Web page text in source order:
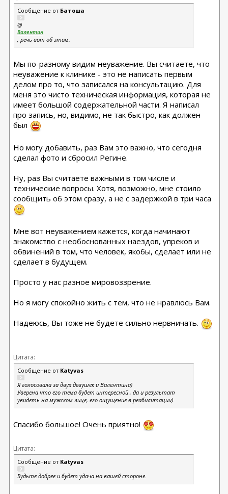
Сообщение от Батоша
@
Валентин
, речь вот об этом.
Мы по-разному видим неуважение. Вы считаете, что
неуважение к клинике - это не написать первым
делом про то, что записался на консультацию. Для
меня это чисто техническая информация, которая не
имеет большой содержательной части. Я написал
про запись, но, видимо, не так быстро, как должен
был
Но могу добавить, раз Вам это важно, что сегодня
сделал фото и сбросил Регине.
Ну, раз Вы считаете важными в том числе и
технические вопросы. Хотя, возможно, мне стоило
сообщить об этом сразу, а не с задержкой в три часа
Мне вот неуважением кажется, когда начинают
знакомство с необоснованных наездов, упреков и
обвинений в том, что человек, якобы, сделает или не
сделает в будущем.
Просто у нас разное мировоззрение.
Но я могу спокойно жить с тем, что не нравлюсь Вам.
Надеюсь, Вы тоже не будете сильно нервничать.
Цитата:
Сообщение от Katyvas
Я голосовала за двух девушек и Валентина)
Уверена что его тема будет интересной , да и результат
увидеть на мужском лице, его ощущение в реабилитации)
Спасибо большое! Очень приятно!
Цитата:
Сообщение от Katyvas
Будьте добрее и будет удача на вашей стороне.